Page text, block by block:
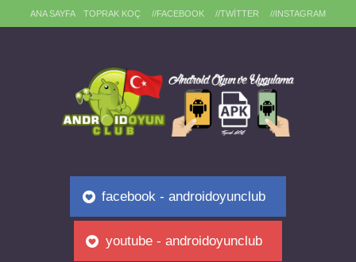
ANA SAYFA TOPRAK KOÇ //FACEBOOK //TWITTER //INSTAGRAM
facebook - androidoyunclub
youtube - androidoyunclub